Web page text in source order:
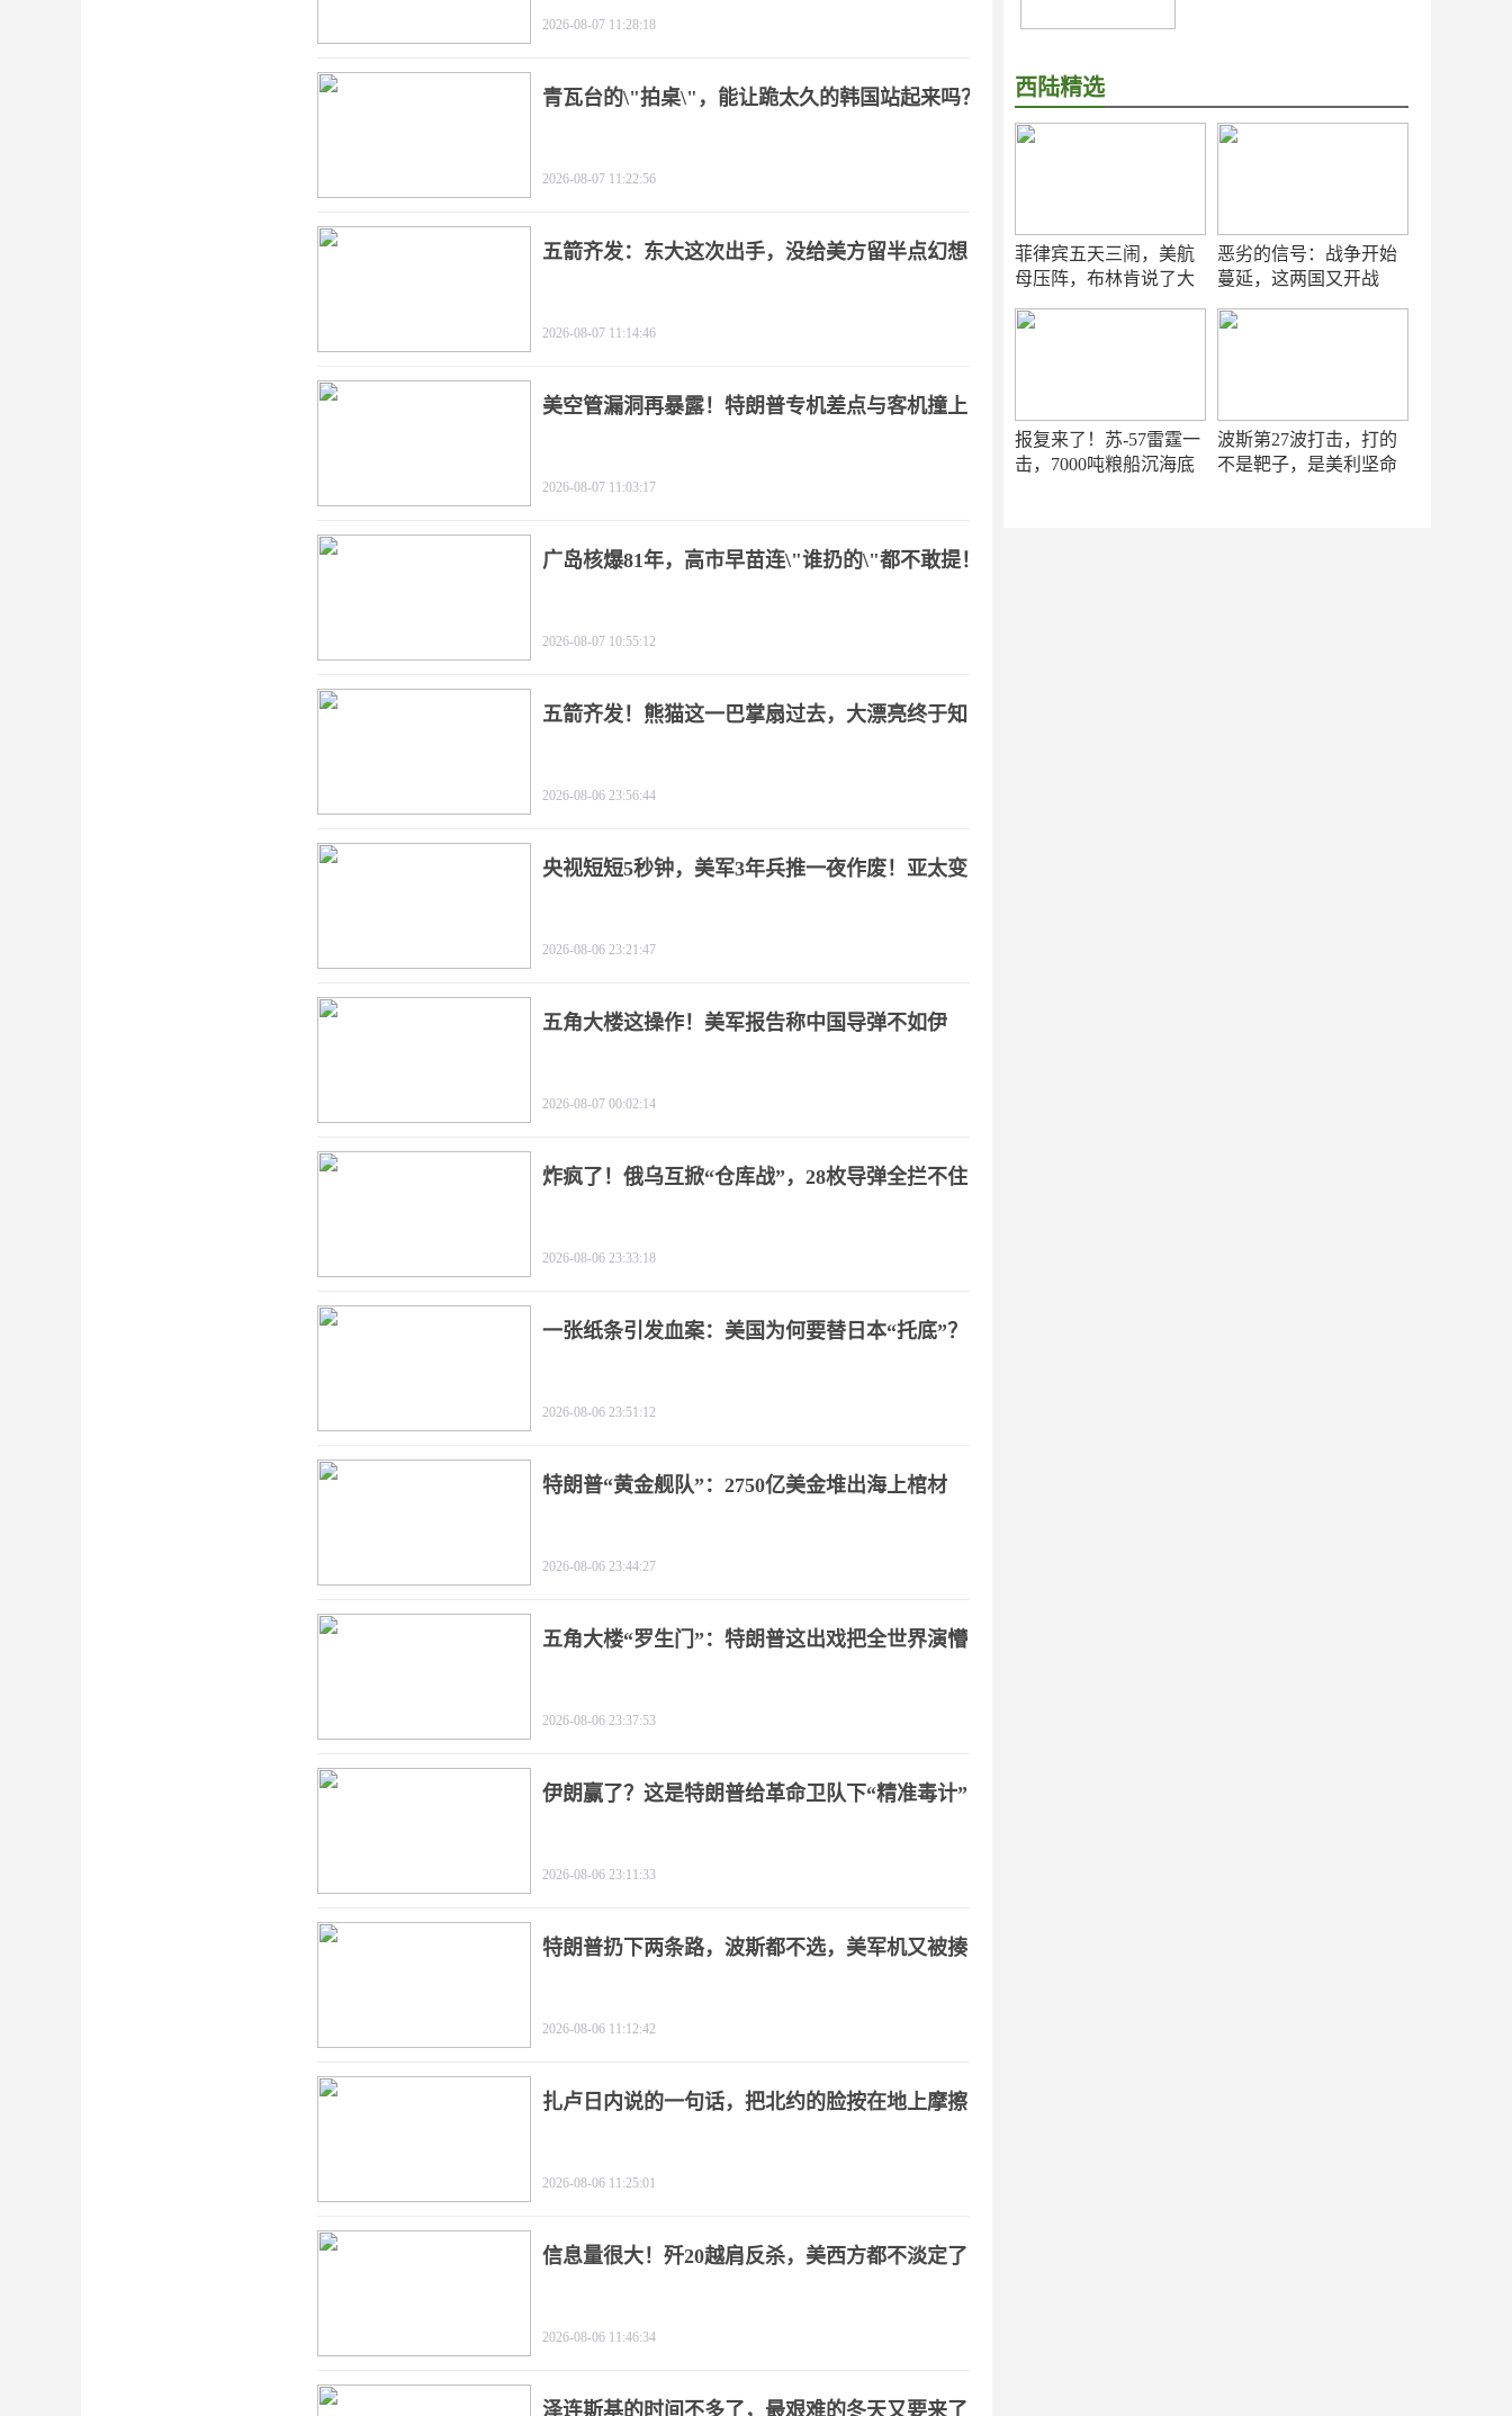
西陆精选
菲律宾五天三闹，美航
母压阵，布林肯说了大
恶劣的信号：战争开始
蔓延，这两国又开战
报复来了！苏-57雷霆一
击，7000吨粮船沉海底
波斯第27波打击，打的
不是靶子，是美利坚命
2026-08-07 11:28:18
青瓦台的\"拍桌\"，能让跪太久的韩国站起来吗？
2026-08-07 11:22:56
五箭齐发：东大这次出手，没给美方留半点幻想
2026-08-07 11:14:46
美空管漏洞再暴露！特朗普专机差点与客机撞上
2026-08-07 11:03:17
广岛核爆81年，高市早苗连\"谁扔的\"都不敢提！
2026-08-07 10:55:12
五箭齐发！熊猫这一巴掌扇过去，大漂亮终于知
2026-08-06 23:56:44
央视短短5秒钟，美军3年兵推一夜作废！亚太变
2026-08-06 23:21:47
五角大楼这操作！美军报告称中国导弹不如伊
2026-08-07 00:02:14
炸疯了！俄乌互掀“仓库战”，28枚导弹全拦不住
2026-08-06 23:33:18
一张纸条引发血案：美国为何要替日本“托底”？
2026-08-06 23:51:12
特朗普“黄金舰队”：2750亿美金堆出海上棺材
2026-08-06 23:44:27
五角大楼“罗生门”：特朗普这出戏把全世界演懵
2026-08-06 23:37:53
伊朗赢了？这是特朗普给革命卫队下“精准毒计”
2026-08-06 23:11:33
特朗普扔下两条路，波斯都不选，美军机又被揍
2026-08-06 11:12:42
扎卢日内说的一句话，把北约的脸按在地上摩擦
2026-08-06 11:25:01
信息量很大！歼20越肩反杀，美西方都不淡定了
2026-08-06 11:46:34
泽连斯基的时间不多了，最艰难的冬天又要来了